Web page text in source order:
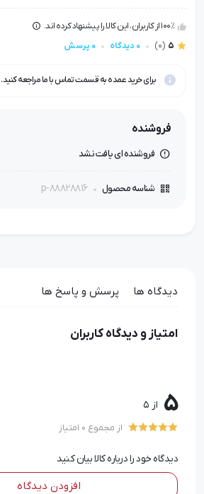
100٪ از کاربران، این کالا را پیشنهاد کرده اند.
5
(0) 0 دیدگاه 0 پرسش
برای خرید عمده به قسمت تماس با ما مراجعه کنید.
فروشنده
فروشنده ای یافت نشد
شناسه محصول p-88828816
دیدگاه ها پرسش و پاسخ ها
امتیاز و دیدگاه کاربران
5 از 5
از مجموع 0 امتیاز
دیدگاه خود را درباره کالا بیان کنید
افزودن دیدگاه